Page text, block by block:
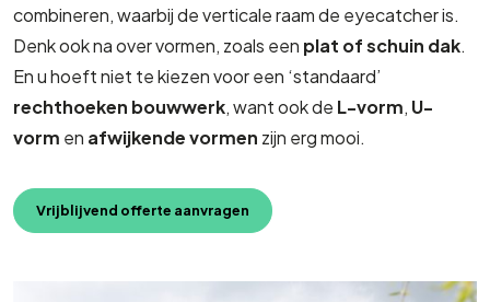
combineren, waarbij de verticale raam de eyecatcher is.
Denk ook na over vormen, zoals een plat of schuin dak.
En u hoeft niet te kiezen voor een ‘standaard’
rechthoeken bouwwerk, want ook de L-vorm, U-
vorm en afwijkende vormen zijn erg mooi.
Vrijblijvend offerte aanvragen